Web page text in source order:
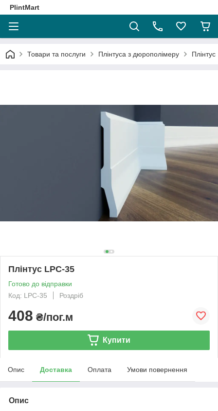
PlintMart
Товари та послуги Плінтуса з дюрополімеру
Плінтус LPC-35
Готово до відправки
Код: LPC-35
Роздріб
408 ₴/пог.м
Купити
Опис Доставка Оплата Умови повернення
Опис